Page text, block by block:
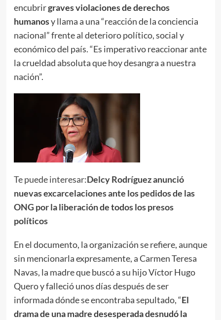
encubrirgraves violaciones de derechos
humanosy llama a una “reacción de la conciencia
nacional” frente al deterioro político, social y
económico del país. “Es imperativo reaccionar ante
la crueldad absoluta que hoy desangra a nuestra
nación”.
Te puede interesar:Delcy Rodríguez anunció
nuevas excarcelaciones ante los pedidos de las
ONG por la liberación de todos los presos
políticos
En el documento, la organización se refiere, aunque
sin mencionarla expresamente, a Carmen Teresa
Navas, la madre que buscó a su hijo Víctor Hugo
Quero y falleció unos días después de ser
informada dónde se encontraba sepultado, “El
drama de una madre desesperada desnudó la